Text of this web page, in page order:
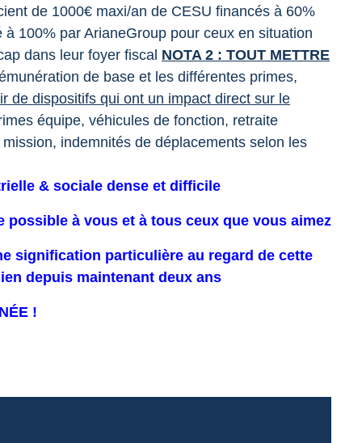
de 1000€ maxi/an de CESU financés à 60%
100% par ArianeGroup pour ceux en situation
dans leur foyer fiscal NOTA 2 : TOUT METTRE
de base et les différentes primes,
de dispositifs qui ont un impact direct sur le
équipe, véhicules de fonction, retraite
indemnités de déplacements selon les
& sociale dense et difficile
à vous et à tous ceux que vous aimez
signification particulière au regard de cette
depuis maintenant deux ans
!